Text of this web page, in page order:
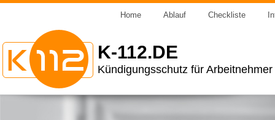
Home Ablauf Checkliste
K-112.DE
Kündigungsschutz für Arbeitnehmer